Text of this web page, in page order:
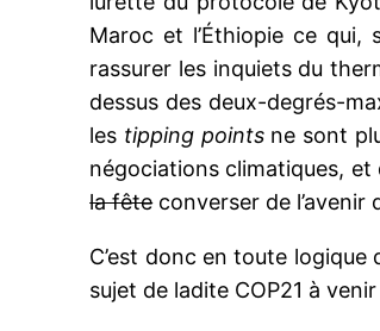
Maroc et l’Éthiopie ce qui,
rassurer les inquiets du
dessus des deux-degrés-
les tipping pointsne sont
négociations climatiques,
la fêteconverser de l’avenir
C’est donc en toute logique
sujet de ladite COP21 à venir